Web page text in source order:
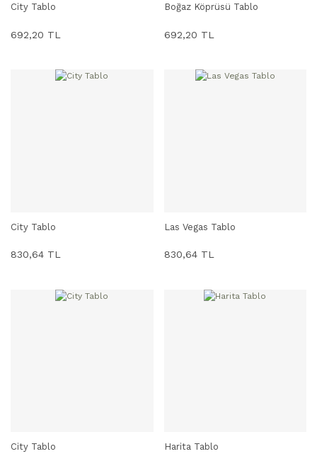
SEPETE EKLE
City Tablo
692,20 TL
SEPETE EKLE
Boğaz Köprüsü Tablo
692,20 TL
SEPETE EKLE
City Tablo
830,64 TL
SEPETE EKLE
Las Vegas Tablo
830,64 TL
SEPETE EKLE
City Tablo SEPETE EKLE
Harita Tablo